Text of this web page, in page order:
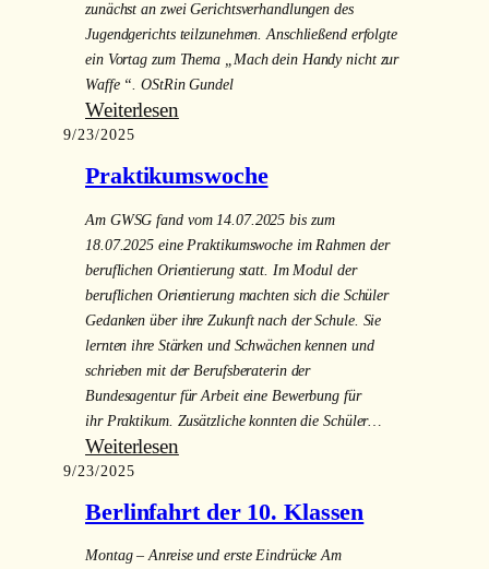
zunächst an zwei Gerichtsverhandlungen des
Jugendgerichts teilzunehmen. Anschließend erfolgte
ein Vortag zum Thema „Mach dein Handy nicht zur
Waffe “. OStRin Gundel
Weiterlesen:
Klassen
2025
9/23/2025
Praktikumswoche
Am GWSG fand vom 14.07.2025 bis zum
18.07.2025 eine Praktikumswoche im Rahmen der
beruflichen Orientierung statt. Im Modul der
beruflichen Orientierung machten sich die Schüler
Gedanken über ihre Zukunft nach der Schule. Sie
lernten ihre Stärken und Schwächen kennen und
schrieben mit der Berufsberaterin der
Bundesagentur für Arbeit eine Bewerbung für
ihr Praktikum. Zusätzliche konnten die Schüler…
Weiterlesen:
9/23/2025
Berlinfahrt der 10. Klassen
Montag – Anreise und erste Eindrücke Am